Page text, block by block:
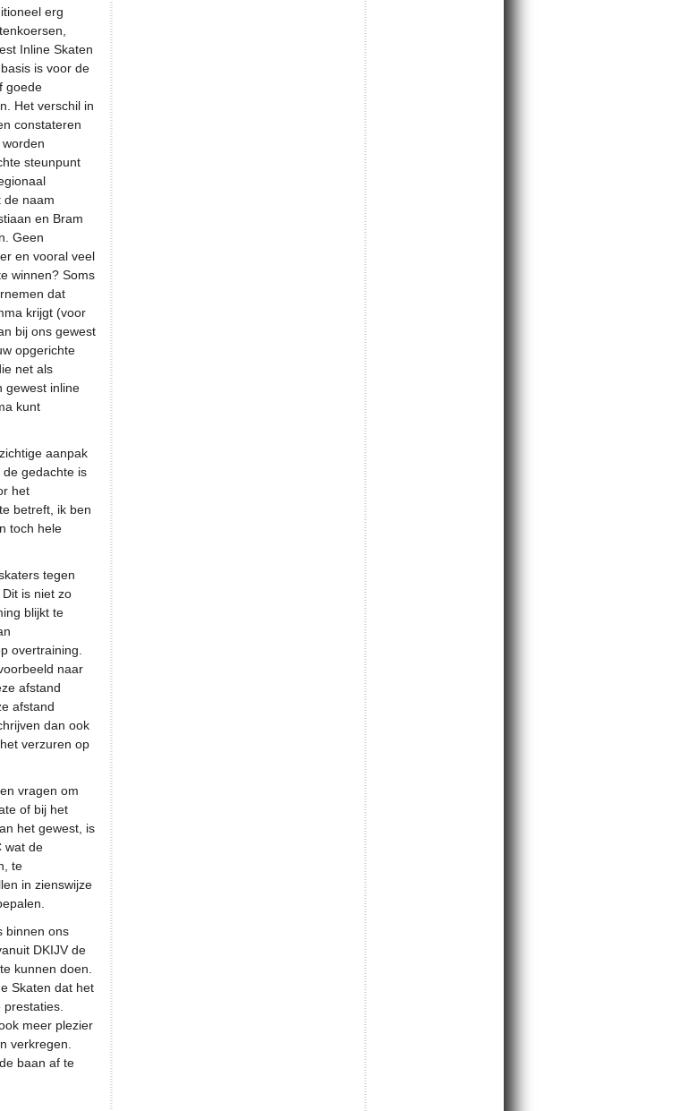
erg
Inline Skaten
is voor de
goede
Het verschil in
constateren
steunpunt
de naam
en Bram
Geen
en vooral veel
winnen? Soms
dat
krijgt (voor
bij ons gewest
opgerichte
net als
gewest inline
kunt
aanpak
gedachte is
het
betreft, ik ben
toch hele
tegen
is niet zo
blijkt te
overtraining.
naar
afstand
afstand
dan ook
verzuren op
vragen om
of bij het
het gewest, is
wat de
te
in zienswijze
binnen ons
DKIJV de
kunnen doen.
Skaten dat het
prestaties.
meer plezier
verkregen.
baan af te